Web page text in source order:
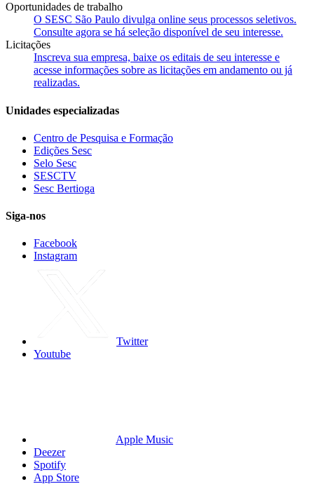
Oportunidades de trabalho
O SESC São Paulo divulga online seus processos seletivos.
Consulte agora se há seleção disponível de seu interesse.
Licitações
Inscreva sua empresa, baixe os editais de seu interesse e
acesse informações sobre as licitações em andamento ou já
realizadas.
Unidades especializadas
Centro de Pesquisa e Formação
Edições Sesc
Selo Sesc
SESCTV
Sesc Bertioga
Siga-nos
Facebook
Instagram
Twitter
Youtube
Apple Music
Deezer
Spotify
App Store